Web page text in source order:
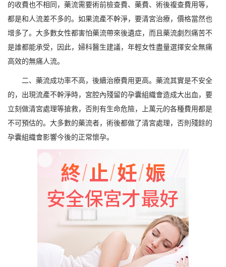
的收費也不相同，藥流需要術前檢查費、藥費、術後複查費用等，
都是和人流差不多的。如果流產不幹淨，要清宮治療，價格當然也
增多了。大多數女性都害怕藥流帶來後遺症，而且藥流劇烈痛苦不
是誰都能承受，因此，婦科醫生建議，年輕女性盡量選擇安全無痛
高效的無痛人流。
二、藥流成功率不高，後續治療費用更高。藥流其實是不安全
的，出現流產不幹淨時，宮腔內殘留的孕囊組織會造成大出血，要
立刻做清宮處理等搶救，否則有生命危險，上萬元的各種費用都是
不可預估的。大多數的藥流者，術後都做了清宮處理，否則殘餘的
孕囊組織會影響今後的正常懷孕。